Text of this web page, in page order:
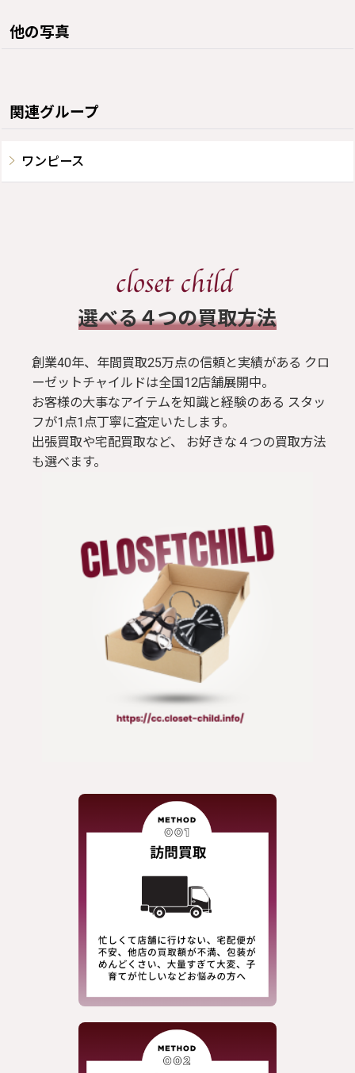
他の写真
関連グループ
ワンピース
​選べる４つの買取方法
創業40年、年間買取25万点の信頼と実績がある クロ
ーゼットチャイルドは全国12店舗展開中。
お客様の大事なアイテムを知識と経験のある スタッ
フが1点1点丁寧に査定いたします。
出張買取や宅配買取など、 お好きな４つの買取方法
も選べます。